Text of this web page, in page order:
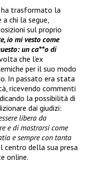
trasformato la
chi la segue,
sul proprio
io mi vesto come
un ca**o di
che l’ex
per il suo modo
In passato era stata
ricevendo commenti
la possibilità di
dai giudizi:
libera da
e di mostrarsi come
e sempre con tanta
centro della sua presa
online.